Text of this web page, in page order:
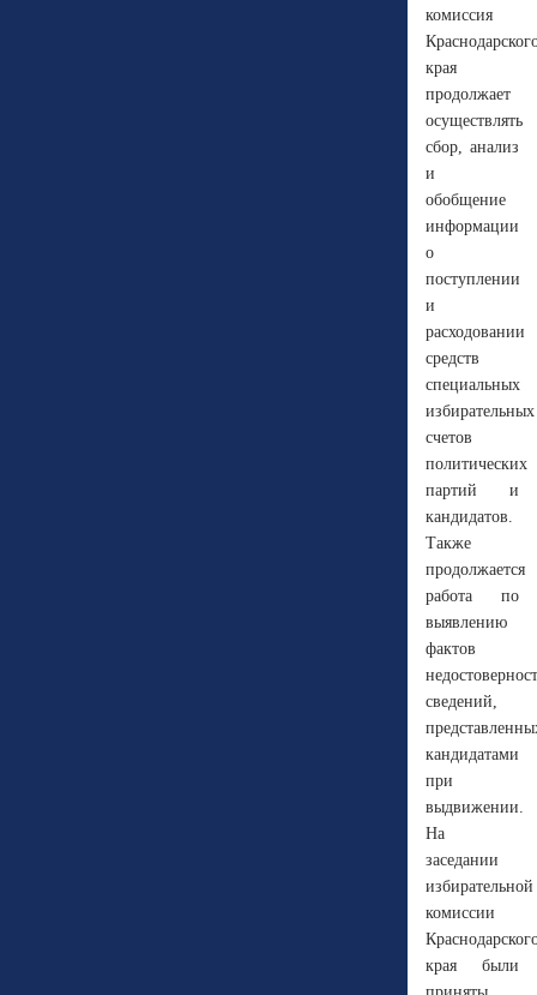
комиссия
края
продолжает
осуществлять
сбор, анализ
и
обобщение
информации
о
поступлении
и
расходовании
средств
специальных
избирательных
счетов
политических
партий и
кандидатов.
Также
продолжается
работа по
выявлению
фактов
сведений,
кандидатами
при
выдвижении.
На
заседании
избирательной
комиссии
края были